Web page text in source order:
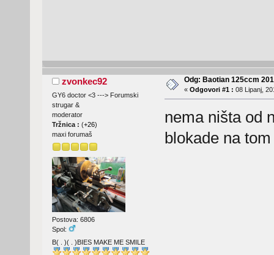
zvonkec92
GY6 doctor <3 ---> Forumski
strugar &
moderator
Tržnica : (+26)
maxi forumaš
Postova: 6806
Spol:
B( . )( . )BIES MAKE ME SMILE
Odg: Baotian 125ccm
« Odgovori #1 : 08 Lipanj,
nema ništa od
blokade na